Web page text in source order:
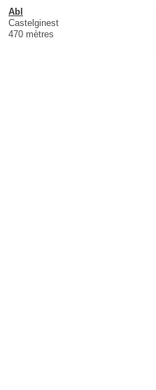
Abl
Castelginest
470 mètres